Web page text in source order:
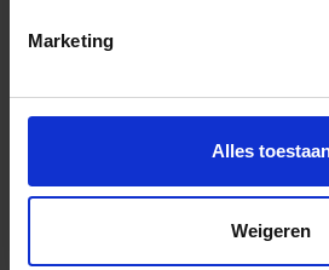
Marketing
Alles
Weigeren
LLP110AE1